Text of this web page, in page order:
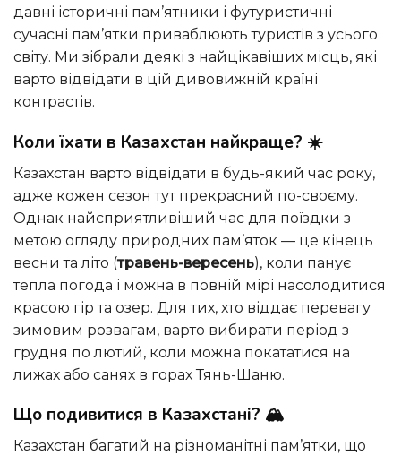
давні історичні пам’ятники і футуристичні
сучасні пам’ятки приваблюють туристів з усього
світу. Ми зібрали деякі з найцікавіших місць, які
варто відвідати в цій дивовижній країні
контрастів.
Коли їхати в Казахстан найкраще? ☀️
Казахстан варто відвідати в будь-який час року,
адже кожен сезон тут прекрасний по-своєму.
Однак найсприятливіший час для поїздки з
метою огляду природних пам’яток — це кінець
весни та літо (травень-вересень), коли панує
тепла погода і можна в повній мірі насолодитися
красою гір та озер. Для тих, хто віддає перевагу
зимовим розвагам, варто вибирати період з
грудня по лютий, коли можна покататися на
лижах або санях в горах Тянь-Шаню.
Що подивитися в Казахстані? 🏔️
Казахстан багатий на різноманітні пам’ятки, що